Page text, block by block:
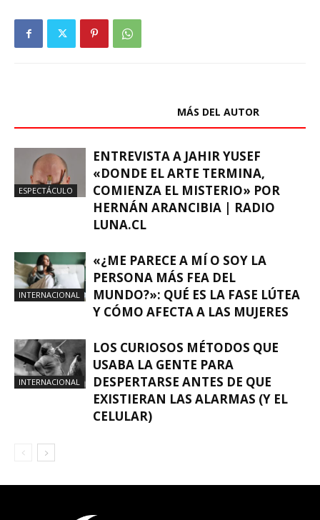
MÁS DEL AUTOR
ESPECTÁCULO
ENTREVISTA A JAHIR YUSEF
«DONDE EL ARTE TERMINA,
COMIENZA EL MISTERIO» POR
HERNÁN ARANCIBIA | RADIO
LUNA.CL
INTERNACIONAL
«¿ME PARECE A MÍ O SOY LA
PERSONA MÁS FEA DEL
MUNDO?»: QUÉ ES LA FASE LÚTEA
Y CÓMO AFECTA A LAS MUJERES
INTERNACIONAL
LOS CURIOSOS MÉTODOS QUE
USABA LA GENTE PARA
DESPERTARSE ANTES DE QUE
EXISTIERAN LAS ALARMAS (Y EL
CELULAR)